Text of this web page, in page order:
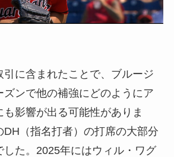
引に含まれたことで、ブルージ
ズンで他の補強にどのようにア
影響が出る可能性がありま
DH（指名打者）の打席の大部分
した。2025年にはウィル・ワグ